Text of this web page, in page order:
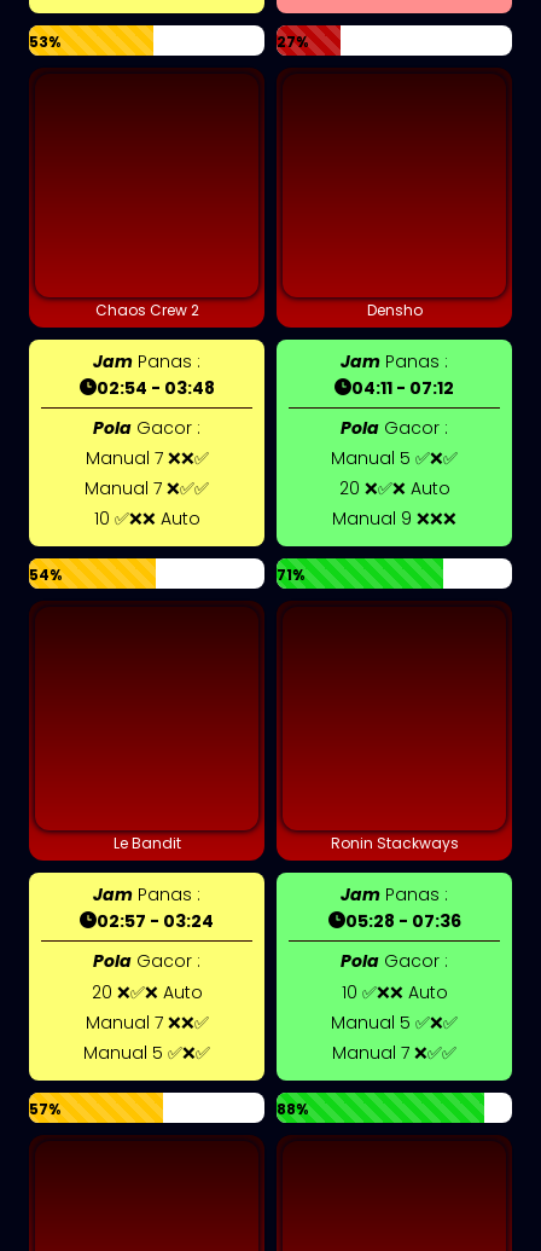
53% 27%
Chaos Crew 2
Jam Panas :
02:54 - 03:48
Pola Gacor :
Manual 7 ❌❌✅
Manual 7 ❌✅✅
10 ✅❌❌ Auto
54%
Densho
Jam Panas :
04:11 - 07:12
Pola Gacor :
Manual 5 ✅❌✅
20 ❌✅❌ Auto
Manual 9 ❌❌❌
71%
Le Bandit
Jam Panas :
02:57 - 03:24
Pola Gacor :
20 ❌✅❌ Auto
Manual 7 ❌❌✅
Manual 5 ✅❌✅
57%
Ronin Stackways
Jam Panas :
05:28 - 07:36
Pola Gacor :
10 ✅❌❌ Auto
Manual 5 ✅❌✅
Manual 7 ❌✅✅
88%